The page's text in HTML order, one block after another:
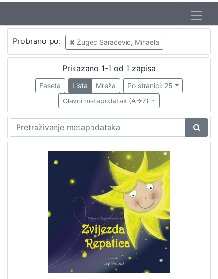
Probrano po: Žugec Saračević, Mihaela
Prikazano 1-1 od 1 zapisa
Faseta Lista Mreža
Po stranici: 25
Glavni metapodatak (A->Z)